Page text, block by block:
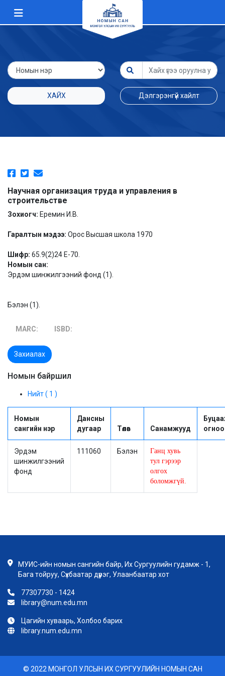
ХАЙХ Дэлгэрэнгүй хайлт
Научная организация труда и управления в
строительстве
Зохиогч: Еремин И.В.
Гаралтын мэдээ: Орос Высшая школа 1970
Шифр: 65.9(2)24 Е-70.
Номын сан:
Эрдэм шинжилгээний фонд (1).
Бэлэн (1).
MARC: ISBD:
Захиалах
Номын байршил
Нийт ( 1 )
Номын
сангийн нэр
Дансны
дугаар
Төлөв Санамжууд
огноо
Эрдэм
шинжилгээний
фонд
111060 Бэлэн
Ганц хувь
тул гэрээр
олгох
боломжгүй.
МУИС-ийн номын сангийн байр, Их Сургуулийн гудамж - 1,
Бага тойруу, Сүхбаатар дүүрэг, Улаанбаатар хот
77307730 - 1424
library@num.edu.mn
Цагийн хуваарь, Холбоо барих
library.num.edu.mn
© 2022 МОНГОЛ УЛСЫН ИХ СУРГУУЛИЙН НОМЫН САН